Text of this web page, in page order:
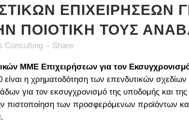
ΕΠΙΧΕΙΡΗΣΕΩΝ
ΠΟΙΟΤΙΚΗ ΤΟΥΣ
Consulting Share
MME Επιχειρήσεων για τον
η χρηματοδότηση των επενδυτικών
για τον εκσυγχρονισμό της υποδομής και της
πιστοποίηση των προσφερόμενων προϊόντων